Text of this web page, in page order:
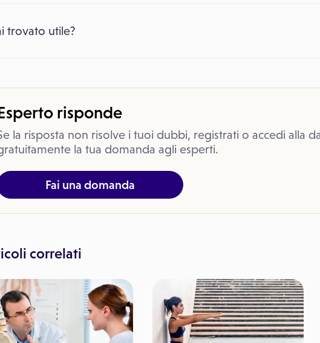
trovato utile?
risponde
la risposta non risolve i tuoi dubbi, registrati o accedi alla
la tua domanda agli esperti.
Fai una domanda
correlati